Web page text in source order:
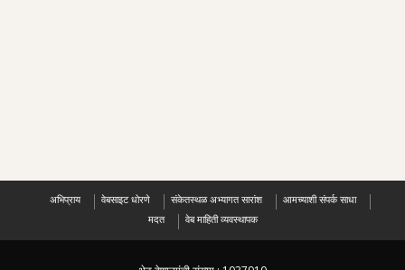
अभिप्राय वेबसाइट धोरणे संकेतस्थळ अभ्यागत सारांश
आमच्याशी संपर्क साधा
मदत
वेब माहिती व्यवस्थापक